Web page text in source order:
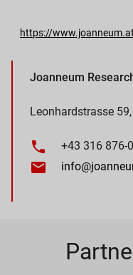
https://
Joanneum
Leonhardstrasse
+43 316 876-0